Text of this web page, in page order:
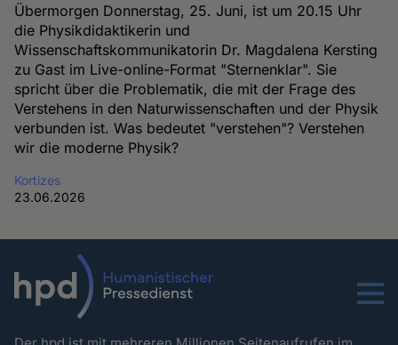
Übermorgen Donnerstag, 25. Juni, ist um 20.15 Uhr
die Physikdidaktikerin und
Wissenschaftskommunikatorin Dr. Magdalena Kersting
zu Gast im Live-online-Format "Sternenklar". Sie
spricht über die Problematik, die mit der Frage des
Verstehens in den Naturwissenschaften und der Physik
verbunden ist. Was bedeutet "verstehen"? Verstehen
wir die moderne Physik?
Kortizes
23.06.2026
Menu